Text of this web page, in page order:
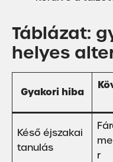
Táblázat:
helyes
Gyakori hiba
Késő éjszakai
tanulás
r